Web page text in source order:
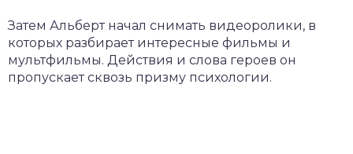
Затем Альберт начал снимать видеоролики, в
которых разбирает интересные фильмы и
мультфильмы. Действия и слова героев он
пропускает сквозь призму психологии.